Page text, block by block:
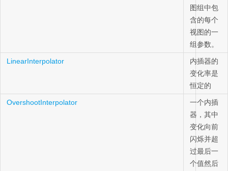
图组中包
含的每个
视图的一
组参数。
LinearInterpolator
内插器的
变化率是
恒定的
OvershootInterpolator
一个内插
器，其中
变化向前
闪烁并超
过最后一
个值然后